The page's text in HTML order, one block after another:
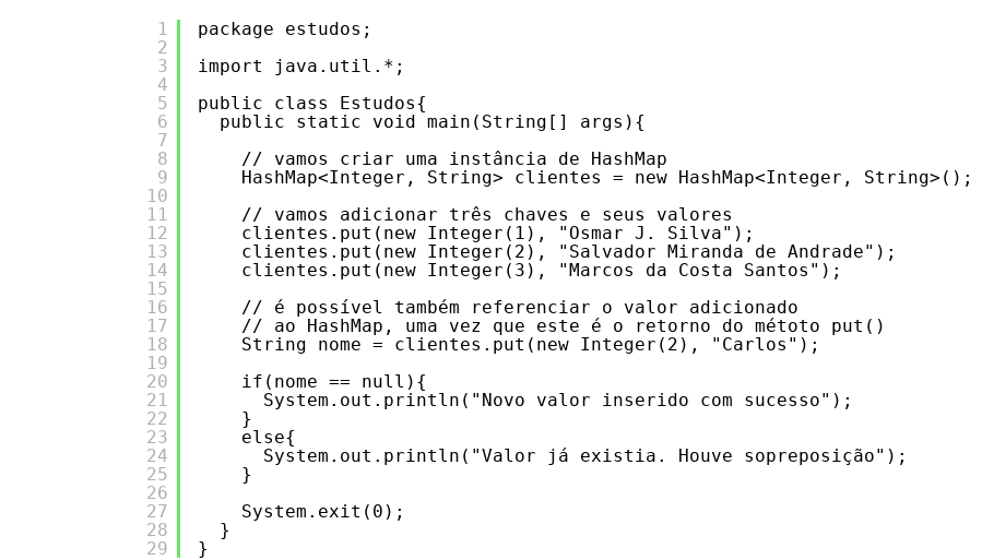
1
2
3
4
5
6
7
8
9
10
11
12
13
14
15
16
17
18
19
20
21
22
23
24
25
26
27
28
29
package estudos;
import java.util.*;
public class Estudos{
public static void main(String[] args){
// vamos criar uma instância de HashMap
HashMap<Integer, String> clientes = new HashMap<Integer, String>();
// vamos adicionar três chaves e seus valores
clientes.put(new Integer(1), "Osmar J. Silva");
clientes.put(new Integer(2), "Salvador Miranda de Andrade");
clientes.put(new Integer(3), "Marcos da Costa Santos");
// é possível também referenciar o valor adicionado
// ao HashMap, uma vez que este é o retorno do métoto put()
String nome = clientes.put(new Integer(2), "Carlos");
if(nome == null){
System.out.println("Novo valor inserido com sucesso");
}
else{
System.out.println("Valor já existia. Houve sopreposição");
}
System.exit(0);
}
}